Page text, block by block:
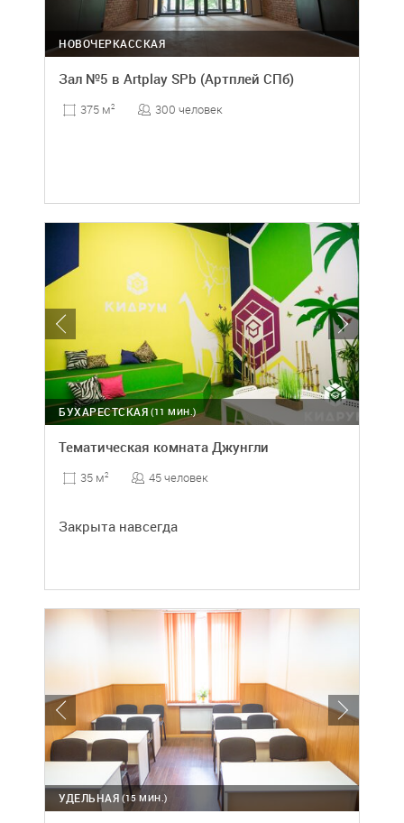
НОВОЧЕРКАССКАЯ
Зал №5 в Artplay SPb (Артплей СПб)
375 м2 300 человек
(11 МИН.)
БУХАРЕСТСКАЯ
Тематическая комната Джунгли
35 м2 45 человек
Закрыта навсегда
(15 МИН.)
УДЕЛЬНАЯ